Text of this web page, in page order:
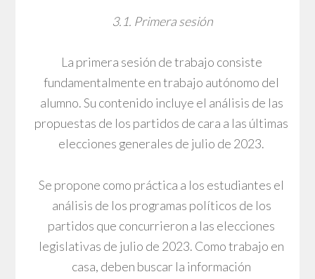
3.1. Primera sesión
La primera sesión de trabajo consiste
fundamentalmente en trabajo autónomo del
alumno. Su contenido incluye el análisis de las
propuestas de los partidos de cara a las últimas
elecciones generales de julio de 2023.
Se propone como práctica a los estudiantes el
análisis de los programas políticos de los
partidos que concurrieron a las elecciones
legislativas de julio de 2023. Como trabajo en
casa, deben buscar la información